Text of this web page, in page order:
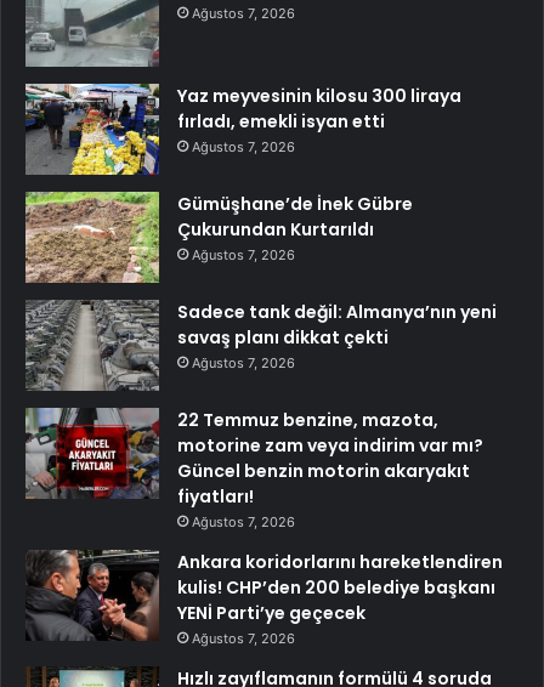
Ağustos 7, 2026
Yaz meyvesinin kilosu 300 liraya
fırladı, emekli isyan etti
Ağustos 7, 2026
Gümüşhane’de İnek Gübre
Çukurundan Kurtarıldı
Ağustos 7, 2026
Sadece tank değil: Almanya’nın yeni
savaş planı dikkat çekti
Ağustos 7, 2026
22 Temmuz benzine, mazota,
motorine zam veya indirim var mı?
Güncel benzin motorin akaryakıt
fiyatları!
Ağustos 7, 2026
Ankara koridorlarını hareketlendiren
kulis! CHP’den 200 belediye başkanı
YENİ Parti’ye geçecek
Ağustos 7, 2026
Hızlı zayıflamanın formülü 4 soruda